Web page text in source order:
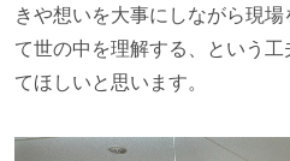
きや想いを大事にしながら現
て世の中を理解する、という
てほしいと思います。